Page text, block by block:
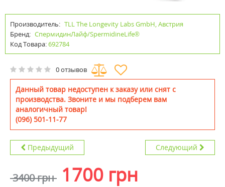
Производитель: TLL The Longevity Labs GmbH, Австрия
Бренд: СпермидинЛайф/SpermidineLife®
Код Товара:692784
0 отзывов
Данный товар недоступен к заказу или снят с
производства. Звоните и мы подберем вам
аналогичный товар!
(096) 501-11-77
Предыдущий Следующий
3400 грн 1700 грн